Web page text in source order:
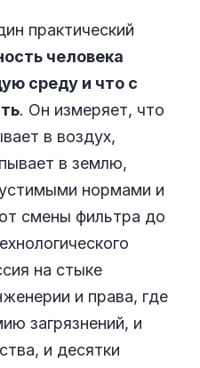
практический
человека
среду и что с
. Он измеряет, что
в воздух,
в землю,
нормами и
смены фильтра до
на стыке
и права, где
загрязнений, и
и десятки